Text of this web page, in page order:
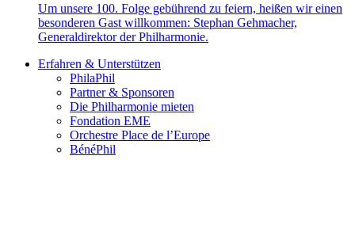
Um unsere 100. Folge gebührend zu feiern, heißen wir einen
besonderen Gast willkommen: Stephan Gehmacher,
Generaldirektor der Philharmonie.
Erfahren & Unterstützen
PhilaPhil
Partner & Sponsoren
Die Philharmonie mieten
Fondation EME
Orchestre Place de l’Europe
BénéPhil